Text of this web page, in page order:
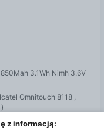
3.1Wh Nimh 3.6V
Omnitouch 8118 ,
z informacją: